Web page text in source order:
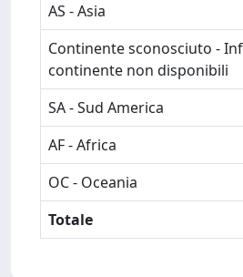
AS - Asia
Continente sconosciuto -
continente non disponibili
SA - Sud America
AF - Africa
OC - Oceania
Totale